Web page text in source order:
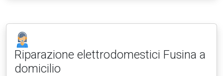
Riparazione elettrodomestici Fusina a
domicilio